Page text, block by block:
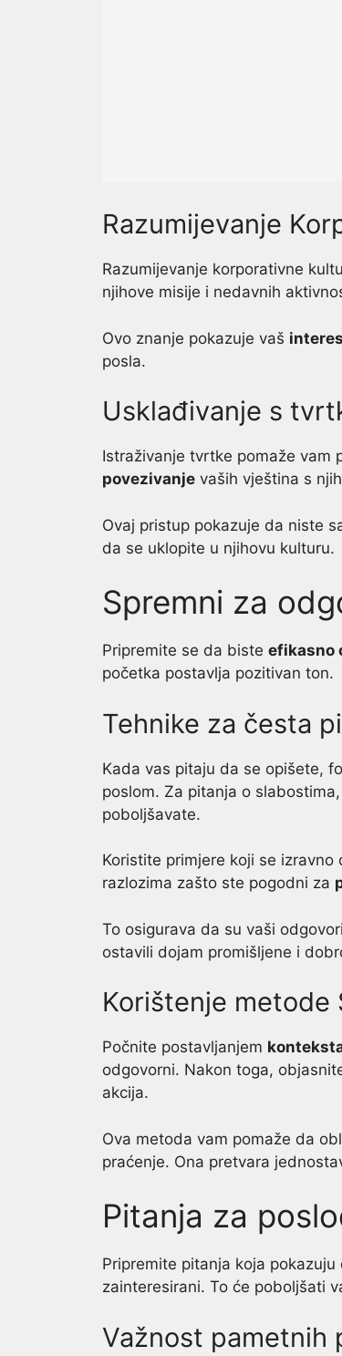
Razumijevanje
Razumijevanje korporativne
njihove misije i nedavnih
Ovo znanje pokazuje vaš interes
posla.
Usklađivanje s
Istraživanje tvrtke pomaže vam
povezivanje vaših vještina s
Ovaj pristup pokazuje da niste
da se uklopite u njihovu kulturu.
Spremni za
Pripremite se da biste efikasno
početka postavlja pozitivan ton.
Tehnike za česta
Kada vas pitaju da se opišete,
poslom. Za pitanja o
poboljšavate.
Koristite primjere koji se
razlozima zašto ste pogodni za
To osigurava da su vaši
ostavili dojam promišljene i
Korištenje metode
Počnite postavljanjem
odgovorni. Nakon toga,
akcija.
Ova metoda vam pomaže da
praćenje. Ona pretvara
Pitanja za
Pripremite pitanja koja
zainteresirani. To će poboljšati
Važnost pametnih